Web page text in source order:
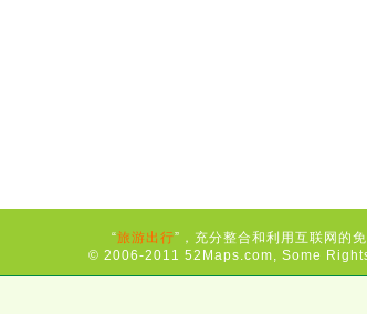
“旅游出行”，充分整合和利用互联网的免
© 2006-2011 52Maps.com, Some